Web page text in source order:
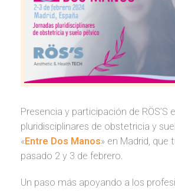
Presencia y participación de RÖS’S
pluridisciplinares de obstetricia y
« Entre Dos Manos» en Madrid, que
pasado 2 y 3 de febrero.
Un paso más apoyando a los